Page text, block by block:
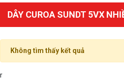
DÂY CUROA SUNDT 5VX
Không tìm thấy kết quả
r